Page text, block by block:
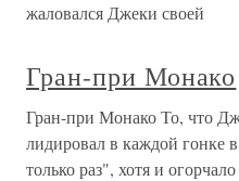
жаловался Джеки своей
Гран-при Монако
Гран-при Монако То, что
лидировал в каждой гонке
только раз", хотя и